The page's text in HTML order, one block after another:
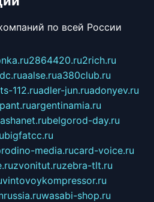
по всей России
2864420.ru2rich.ru
aalse.rua380club.ru
112.ruadler-jun.ruadonyev.ru
argentinamia.ru
ashanet.rubelgorod-day.ru
bigfatcc.ru
media.rucard-voice.ru
zvonitut.ruzebra-tlt.ru
vintovoykompressor.ru
wasabi-shop.ru